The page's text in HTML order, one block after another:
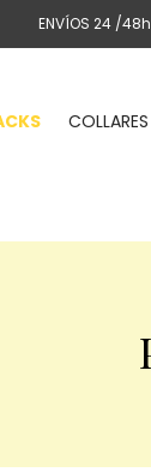
ENVÍOS 24 /48h
COLLARES